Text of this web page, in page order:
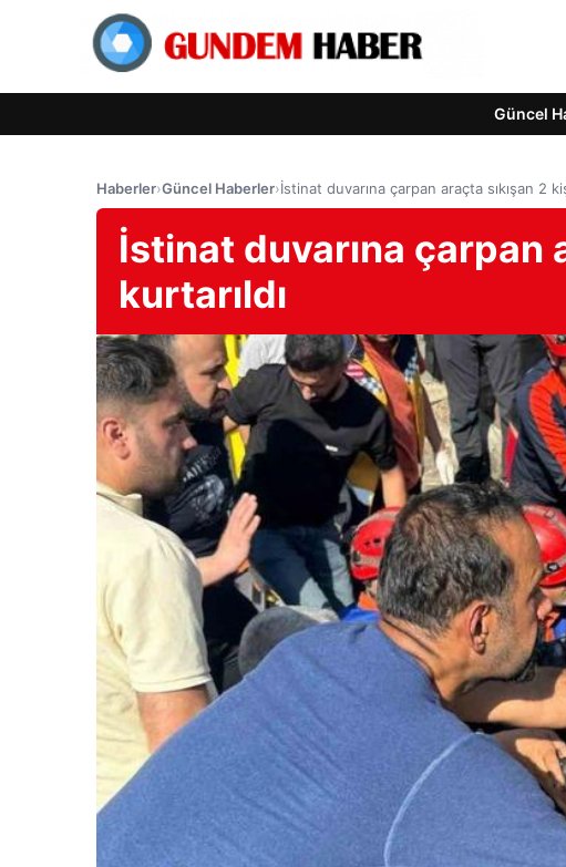
Güncel
Haberler›Güncel Haberler›İstinat duvarına çarpan araçta sıkışan 2
İstinat duvarına çarpan
kurtarıldı